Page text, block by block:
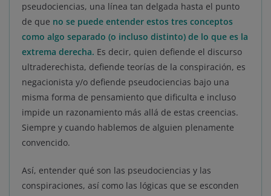
pseudociencias, una línea tan delgada hasta el punto
de que no se puede entender estos tres conceptos
como algo separado (o incluso distinto) de lo que es la
extrema derecha. Es decir, quien defiende el discurso
ultraderechista, defiende teorías de la conspiración, es
negacionista y/o defiende pseudociencias bajo una
misma forma de pensamiento que dificulta e incluso
impide un razonamiento más allá de estas creencias.
Siempre y cuando hablemos de alguien plenamente
convencido.
Así, entender qué son las pseudociencias y las
conspiraciones, así como las lógicas que se esconden